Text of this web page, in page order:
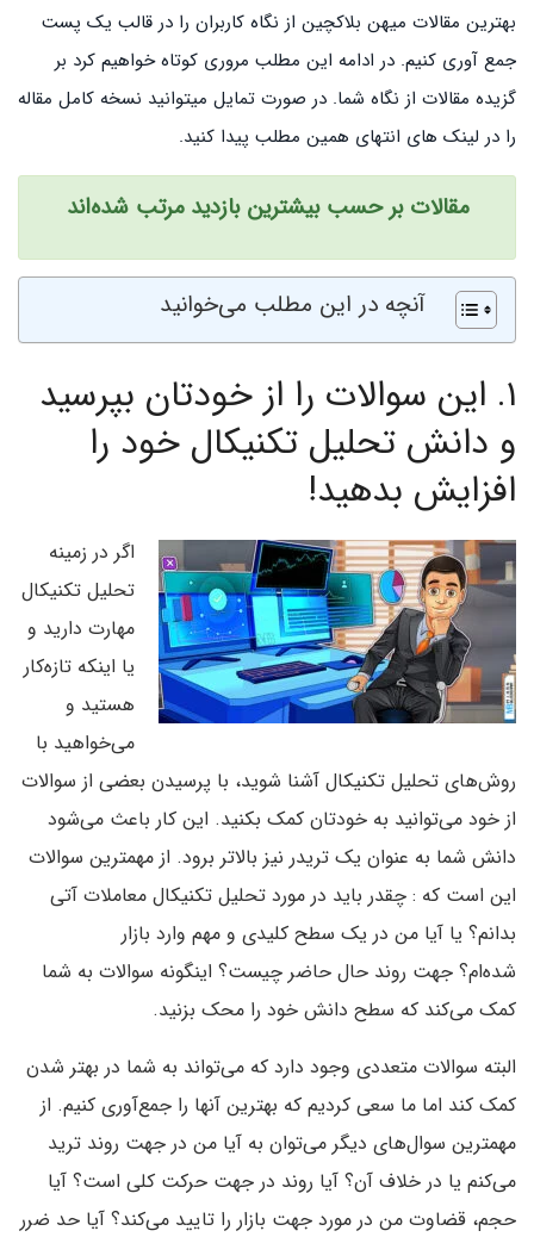
بهترین مقالات میهن بلاکچین از نگاه کاربران را در قالب یک پست
جمع آوری کنیم. در ادامه این مطلب مروری کوتاه خواهیم کرد بر
گزیده مقالات از نگاه شما. در صورت تمایل میتوانید نسخه کامل مقاله
را در لینک های انتهای همین مطلب پیدا کنید.
مقالات بر حسب بیشترین بازدید مرتب شده‌اند
آنچه در این مطلب می‌خوانید
۱. این سوالات را از خودتان بپرسید
و دانش تحلیل تکنیکال خود را
افزایش بدهید!
اگر در زمینه
تحلیل تکنیکال
مهارت دارید و
یا اینکه تازه‌کار
هستید و
می‌خواهید با
روش‌های تحلیل تکنیکال آشنا شوید، با پرسیدن بعضی از سوالات
از خود می‌توانید به خودتان کمک بکنید. این کار باعث می‌شود
دانش شما به عنوان یک تریدر نیز بالاتر برود. از مهمترین سوالات
این است که : چقدر باید در مورد تحلیل تکنیکال معاملات آتی
بدانم؟ یا آیا من در یک سطح کلیدی و مهم وارد بازار
شده‌ام؟ جهت روند حال حاضر چیست؟ اینگونه سوالات به شما
کمک می‌کند که سطح دانش خود را محک بزنید.
البته سوالات متعددی وجود دارد که می‌تواند به شما در بهتر شدن
کمک کند اما ما سعی کردیم که بهترین آنها را جمع‌آوری کنیم. از
مهمترین سوال‌های دیگر می‌توان به آیا من در جهت روند ترید
می‌کنم یا در خلاف آن؟ آیا روند در جهت حرکت کلی است؟ آیا
حجم، قضاوت من در مورد جهت بازار را تایید می‌کند؟ آیا حد ضرر